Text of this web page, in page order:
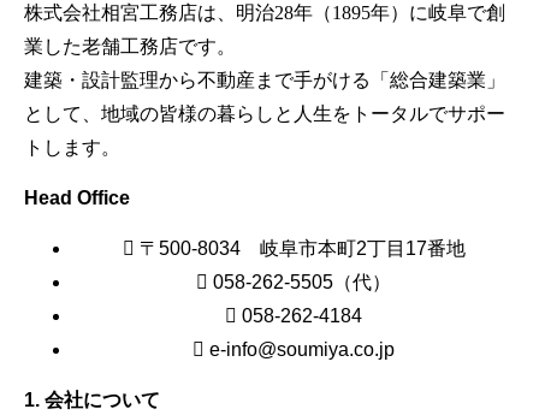
株式会社相宮工務店は、 明治28年（1895年）に岐阜で創
業した老舗工務店です。
建築・設計監理から不動産まで手がける「総合建築業」
として、地域の皆様の暮らしと人生をトータルでサポー
トします。
Head Office
〒500-8034 岐阜市本町2丁目17番地
058-262-5505（代）
058-262-4184
e-info@soumiya.co.jp
1. 会社について